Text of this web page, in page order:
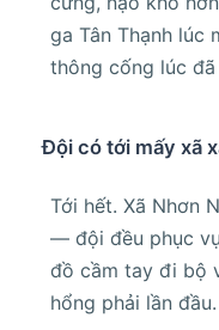
ga Tân Thạnh
thông cống lúc
Đội có tới mấy xã
Tới hết. Xã Nhơn
— đội đều phục
đồ cầm tay đi bộ
hổng phải lần đầu.